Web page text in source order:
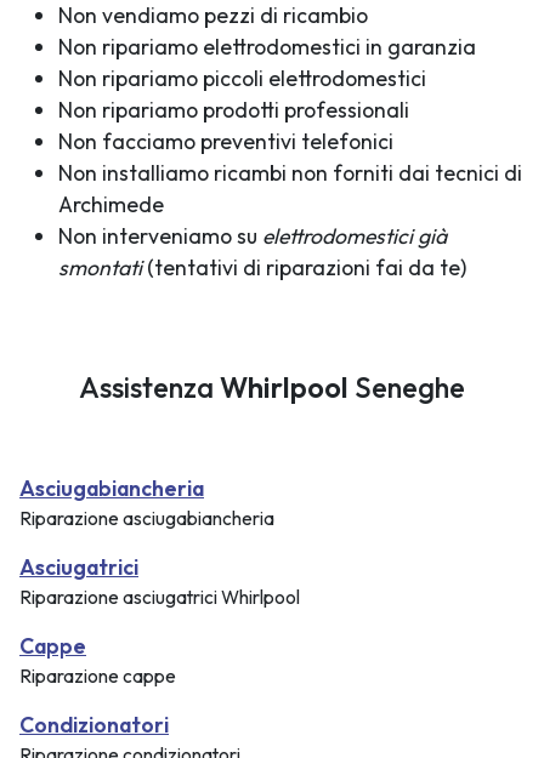
Non vendiamo pezzi di ricambio
Non ripariamo elettrodomestici in garanzia
Non ripariamo piccoli elettrodomestici
Non ripariamo prodotti professionali
Non facciamo preventivi telefonici
Non installiamo ricambi non forniti dai tecnici di
Archimede
Non interveniamo su elettrodomestici già
smontati(tentativi di riparazioni fai da te)
Assistenza Whirlpool Seneghe
Asciugabiancheria
Riparazione asciugabiancheria
Asciugatrici
Riparazione asciugatrici Whirlpool
Cappe
Riparazione cappe
Condizionatori